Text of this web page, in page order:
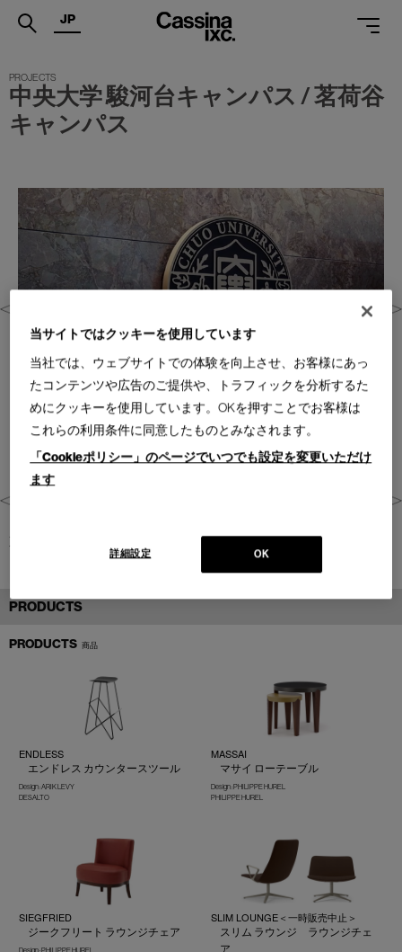
.
PRODUCTS
MAGAZINE
SUPPORT
SHOPS
CATALOGUES
PROFESSIONAL
ONLINE STORE お問合せ
JP
中央大学 駿河台キャンパス / 茗荷谷
キャンパス
東京都(2023)
PRODUCTS
PRODUCTS 商品
ENDLESS
エンドレス カウンタースツール
Design : ARIK LEVY
DESALTO
MASSAI
マサイ ローテーブル
Design : PHILIPPE HUREL
PHILIPPE HUREL
SIEGFRIED
ジークフリート ラウンジチェア
Design : PHILIPPE HUREL
SLIM LOUNGE＜一時販売中止＞
スリム ラウンジ ラウンジチェ
ア
当サイトではクッキーを使用しています
当社では、ウェブサイトでの体験を向上させ、お客様にあっ
たコンテンツや広告のご提供や、トラフィックを分析するた
めにクッキーを使用しています。OKを押すことでお客様は
これらの利用条件に同意したものとみなされます。
「Cookieポリシー」のページでいつでも設定を変更いただけ
ます
OK
詳細設定